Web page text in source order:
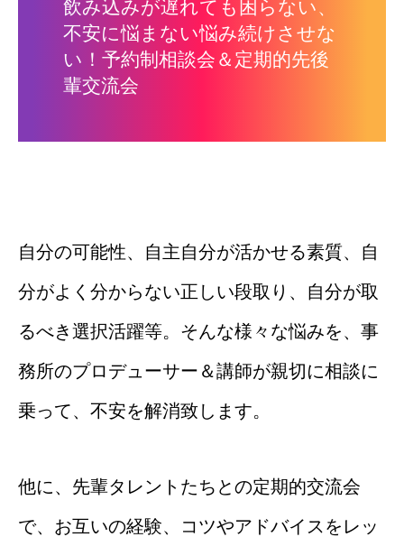
飲み込みが遅れても困らない、
不安に悩まない悩み続けさせな
い！予約制相談会＆定期的先後
輩交流会
自分の可能性、自主自分が活かせる素質、自
分がよく分からない正しい段取り、自分が取
るべき選択活躍等。そんな様々な悩みを、事
務所のプロデューサー＆講師が親切に相談に
乗って、不安を解消致します。
他に、先輩タレントたちとの定期的交流会
で、お互いの経験、コツやアドバイスをレッ